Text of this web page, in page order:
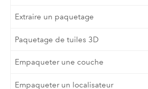
Extraire un paquetage
Paquetage de tuiles 3D
Empaqueter une couche
Empaqueter un localisateur